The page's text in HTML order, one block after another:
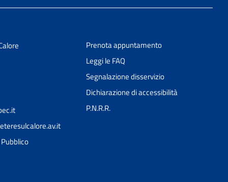
Prenota appuntamento
Leggi le FAQ
Segnalazione disservizio
Dichiarazione di accessibilità
P.N.R.R.